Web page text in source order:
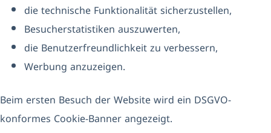
die technische Funktionalität sicherzustellen,
Besucherstatistiken auszuwerten,
die Benutzerfreundlichkeit zu verbessern,
Werbung anzuzeigen.
Beim ersten Besuch der Website wird ein DSGVO-
konformes Cookie-Banner angezeigt.